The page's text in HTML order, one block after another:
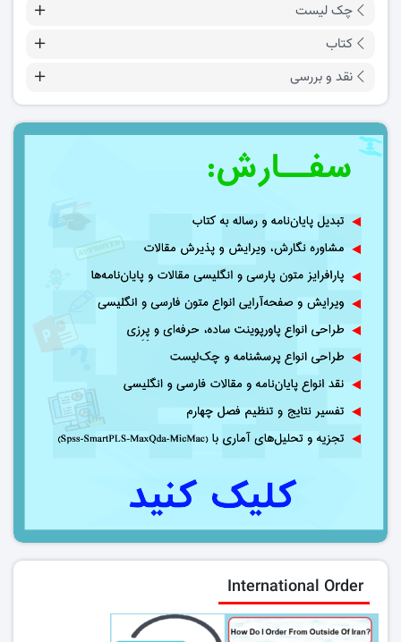
چک لیست
کتاب
نقد و بررسی
International Order